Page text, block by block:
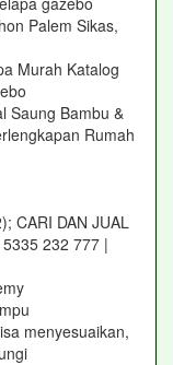
Palem Sikas,
Murah Katalog
Saung Bambu &
Rumah
CARI DAN JUAL
232 777 |
menyesuaikan,